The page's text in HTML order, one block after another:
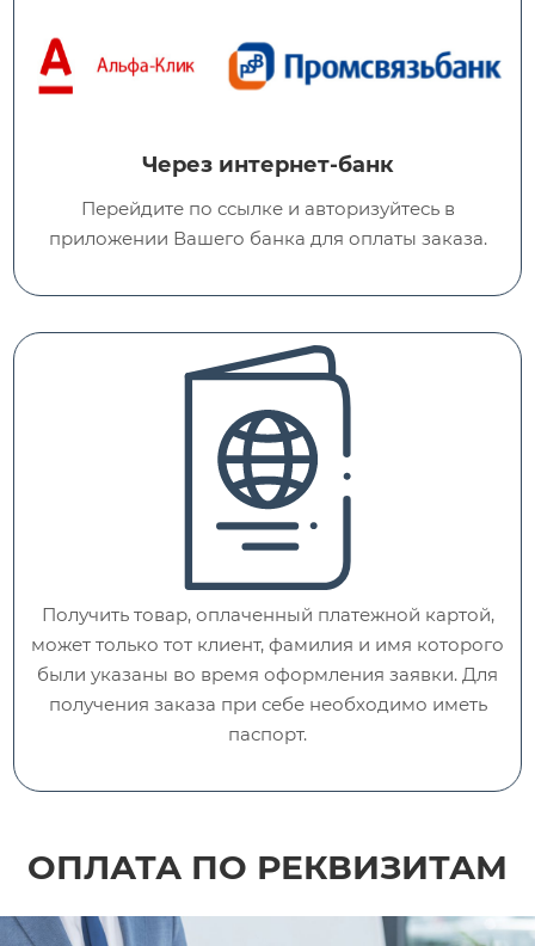
Через интернет-банк
Перейдите по ссылке и авторизуйтесь в
приложении Вашего банка для оплаты заказа.
Получить товар, оплаченный платежной картой,
может только тот клиент, фамилия и имя которого
были указаны во время оформления заявки. Для
получения заказа при себе необходимо иметь
паспорт.
ОПЛАТА ПО РЕКВИЗИТАМ